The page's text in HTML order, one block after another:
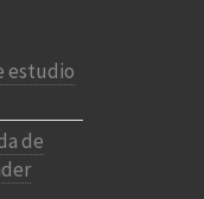
estudio
de